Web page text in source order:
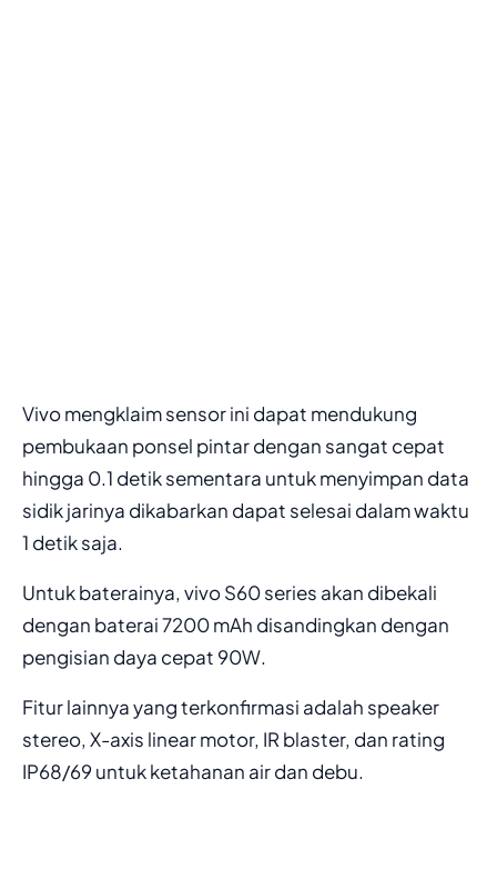
Vivo mengklaim sensor ini dapat mendukung
pembukaan ponsel pintar dengan sangat cepat
hingga 0.1 detik sementara untuk menyimpan data
sidik jarinya dikabarkan dapat selesai dalam waktu
1 detik saja.
Untuk baterainya, vivo S60 series akan dibekali
dengan baterai 7200 mAh disandingkan dengan
pengisian daya cepat 90W.
Fitur lainnya yang terkonfirmasi adalah speaker
stereo, X-axis linear motor, IR blaster, dan rating
IP68/69 untuk ketahanan air dan debu.